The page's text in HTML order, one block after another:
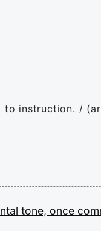
instruction. /
tone, once